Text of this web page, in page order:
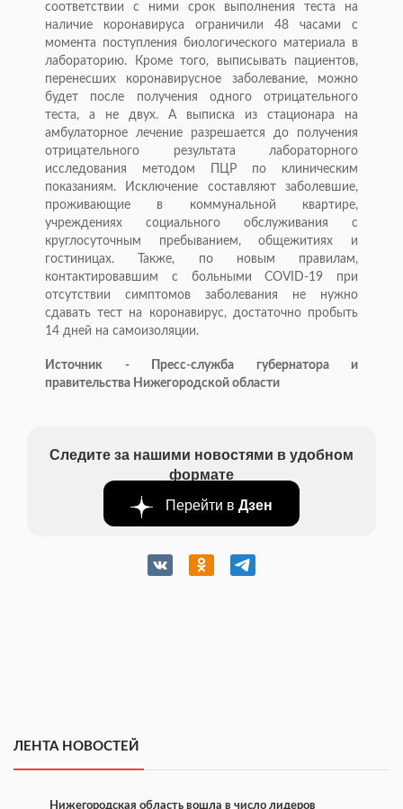
соответствии с ними срок выполнения теста на
наличие коронавируса ограничили 48 часами с
момента поступления биологического материала в
лабораторию. Кроме того, выписывать пациентов,
перенесших коронавирусное заболевание, можно
будет после получения одного отрицательного
теста, а не двух. А выписка из стационара на
амбулаторное лечение разрешается до получения
отрицательного результата лабораторного
исследования методом ПЦР по клиническим
показаниям. Исключение составляют заболевшие,
проживающие в коммунальной квартире,
учреждениях социального обслуживания с
круглосуточным пребыванием, общежитиях и
гостиницах. Также, по новым правилам,
контактировавшим с больными COVID-19 при
отсутствии симптомов заболевания не нужно
сдавать тест на коронавирус, достаточно пробыть
14 дней на самоизоляции.
Источник - Пресс-служба губернатора и
правительства Нижегородской области
Следите за нашими новостями в удобном
формате
Перейти в Дзен
ЛЕНТА НОВОСТЕЙ
Нижегородская область вошла в число лидеров